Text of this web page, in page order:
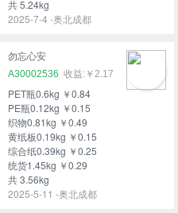
共 5.24kg
2025-7-4 -奥北成都
勿忘心安
A30002536
￥2.17
PET瓶0.6kg ￥0.84
PE瓶0.12kg ￥0.15
织物0.81kg ￥0.49
黄纸板0.19kg ￥0.15
综合纸0.39kg ￥0.25
统货1.45kg ￥0.29
共 3.56kg
2025-5-11 -奥北成都